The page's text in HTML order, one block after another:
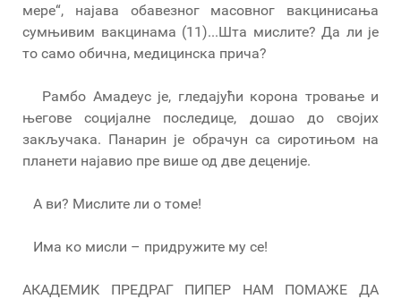
мере“, најава обавезног масовног вакцинисања
сумњивим вакцинама (11)...Шта мислите? Да ли је
то само обична, медицинска прича?
Рамбо Амадеус је, гледајући корона тровање и
његове социјалне последице, дошао до својих
закључака. Панарин је обрачун са сиротињом на
планети најавио пре више од две деценије.
А ви? Мислите ли о томе!
Има ко мисли – придружите му се!
АКАДЕМИК ПРЕДРАГ ПИПЕР НАМ ПОМАЖЕ ДА